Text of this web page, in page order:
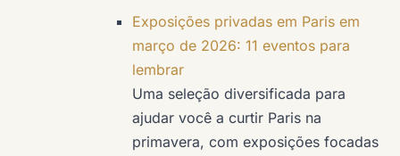
Exposições privadas em Paris em
março de 2026: 11 eventos para
lembrar
Uma seleção diversificada para
ajudar você a curtir Paris na
primavera, com exposições focadas